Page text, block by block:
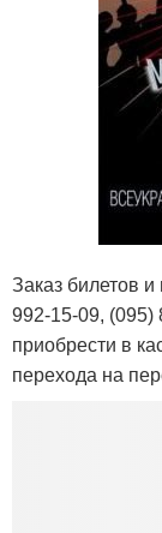
Заказ билетов
992-15-09, (095)
приобрести в
перехода на